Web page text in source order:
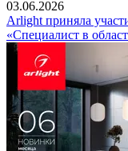
03.06.2026
Arlight приняла
«Специалист в